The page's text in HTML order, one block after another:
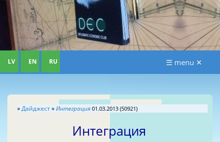
LV EN RU ☰ menu ✕
»Дайджест»Интеграция 01.03.2013 (50921)
Интеграция